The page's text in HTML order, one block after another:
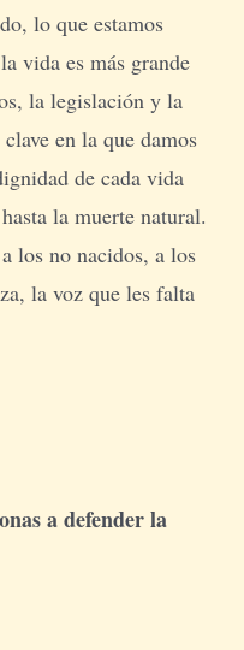
lo que estamos
vida es más grande
la legislación y la
en la que damos
de cada vida
la muerte natural.
los no nacidos, a los
la voz que les falta
a defender la